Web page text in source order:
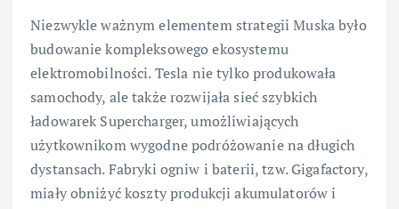
Niezwykle ważnym elementem strategii Muska było
budowanie kompleksowego ekosystemu
elektromobilności. Tesla nie tylko produkowała
samochody, ale także rozwijała sieć szybkich
ładowarek Supercharger, umożliwiających
użytkownikom wygodne podróżowanie na długich
dystansach. Fabryki ogniw i baterii, tzw. Gigafactory,
miały obniżyć koszty produkcji akumulatorów i